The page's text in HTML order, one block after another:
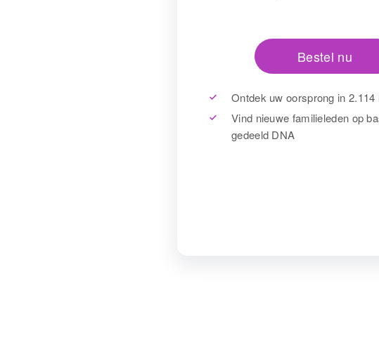
Bestel nu
Ontdek uw oorsprong in 2.114
Vind nieuwe familieleden op
gedeeld DNA